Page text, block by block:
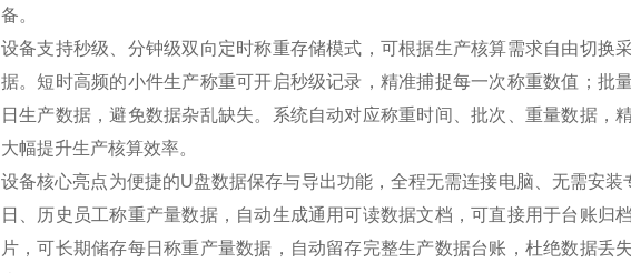
备。
设备支持秒级、分钟级双向定时称重存储模式，可根据生产核算需求自由切换
据。短时高频的小件生产称重可开启秒级记录，精准捕捉每一次称重数值；批
日生产数据，避免数据杂乱缺失。系统自动对应称重时间、批次、重量数据，
大幅提升生产核算效率。
设备核心亮点为便捷的U盘数据保存与导出功能，全程无需连接电脑、无需安
日、历史员工称重产量数据，自动生成通用可读数据文档，可直接用于台账归
片，可长期储存每日称重产量数据，自动留存完整生产数据台账，杜绝数据丢